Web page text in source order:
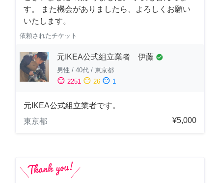
す。 また機会がありましたら、よろしくお願い
いたします。
依頼されたチケット
元IKEA公式組立業者 伊藤 check_circle
男性 / 40代 / 東京都
sentiment_satisfied 2251 sentiment_neutral 26 sentiment_dissatisfied 1
元IKEA公式組立業者です。
東京都
¥5,000